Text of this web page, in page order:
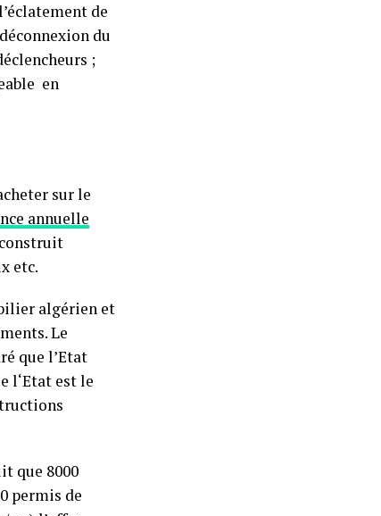
de
du
;
en
sur le
annuelle
etc.
algérien et
Le
que l’Etat
l‘Etat est le
que 8000
permis de